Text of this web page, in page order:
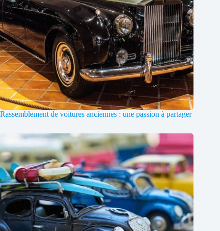
Rassemblement de voitures anciennes : une passion à partager